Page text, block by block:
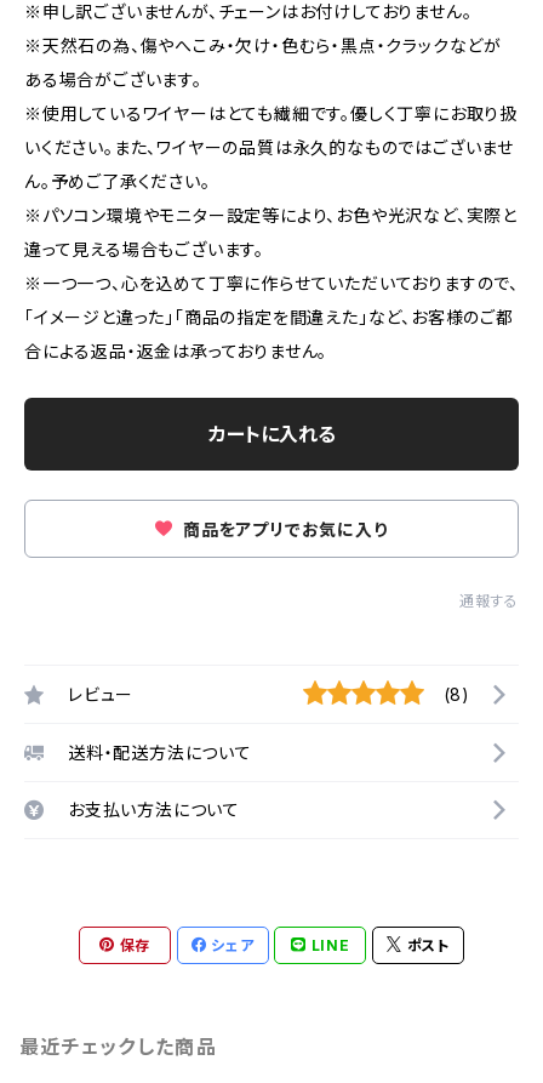
※申し訳ございませんが、チェーンはお付けしておりません。
※天然石の為、傷やへこみ・欠け・色むら・黒点・クラックなどが
ある場合がございます。
※使用しているワイヤーはとても繊細です。優しく丁寧にお取り扱
いください。また、ワイヤーの品質は永久的なものではございませ
ん。予めご了承ください。
※パソコン環境やモニター設定等により、お色や光沢など、実際と
違って見える場合もございます。
※一つ一つ、心を込めて丁寧に作らせていただいておりますので、
「イメージと違った」「商品の指定を間違えた」など、お客様のご都
合による返品・返金は承っておりません。
カートに入れる
商品をアプリでお気に入り
通報する
レビュー (8)
送料・配送方法について
お支払い方法について
保存 シェア LINE ポスト
最近チェックした商品